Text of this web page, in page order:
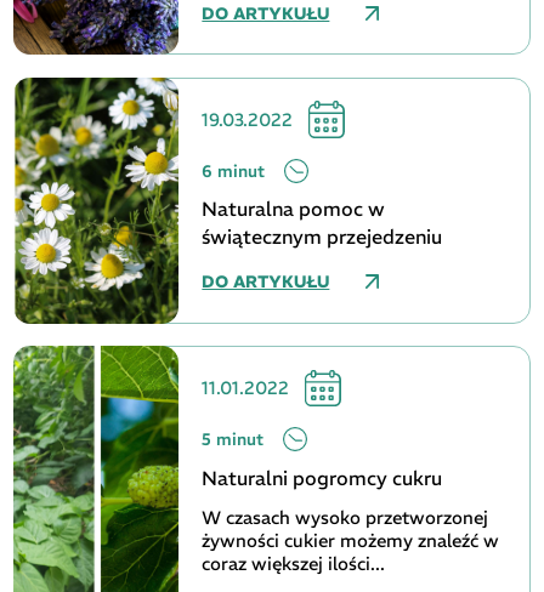
DO ARTYKUŁU
19.03.2022
6 minut
Naturalna pomoc w
świątecznym przejedzeniu
DO ARTYKUŁU
11.01.2022
5 minut
Naturalni pogromcy cukru
W czasach wysoko przetworzonej
żywności cukier możemy znaleźć w
coraz większej ilości...